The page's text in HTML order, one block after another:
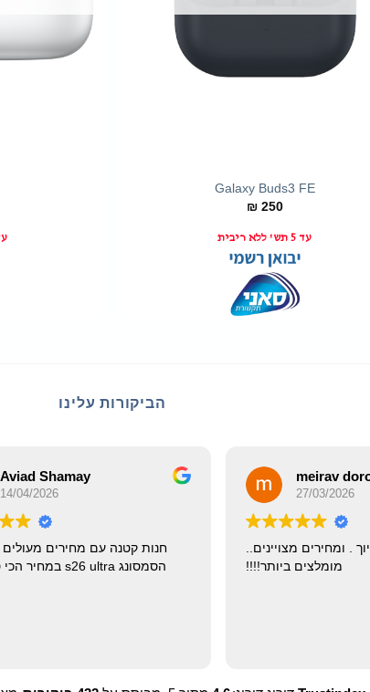
Galaxy Buds3 FE
₪250
עד 5 תש' ללא ריבית עד 5
הביקורות עלינו
חנות קטנה
הסמסונג s26 ultra במחיר הכי טוב בארץ
meirav doron
27/03/2026
שירות מקצועי עם חיוך . ומחירים מצויינים..
מומלצים ביותר!!!!